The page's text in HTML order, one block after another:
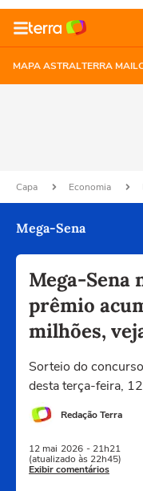
MAPA ASTRALTERRA MAIL
Capa Economia
Mega-Sena
Mega-Sena
prêmio
milhões,
Sorteio do
desta terça-feira, 12
Redação Terra
12 mai 2026 - 21h21
(atualizado às 22h45)
Exibir comentários